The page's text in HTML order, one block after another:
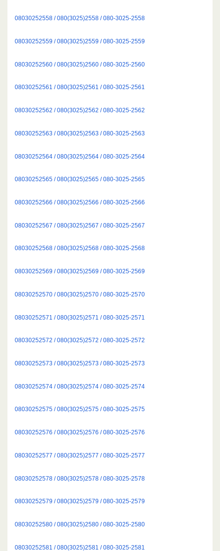
08030252558 / 080(3025)2558 / 080-3025-2558
08030252559 / 080(3025)2559 / 080-3025-2559
08030252560 / 080(3025)2560 / 080-3025-2560
08030252561 / 080(3025)2561 / 080-3025-2561
08030252562 / 080(3025)2562 / 080-3025-2562
08030252563 / 080(3025)2563 / 080-3025-2563
08030252564 / 080(3025)2564 / 080-3025-2564
08030252565 / 080(3025)2565 / 080-3025-2565
08030252566 / 080(3025)2566 / 080-3025-2566
08030252567 / 080(3025)2567 / 080-3025-2567
08030252568 / 080(3025)2568 / 080-3025-2568
08030252569 / 080(3025)2569 / 080-3025-2569
08030252570 / 080(3025)2570 / 080-3025-2570
08030252571 / 080(3025)2571 / 080-3025-2571
08030252572 / 080(3025)2572 / 080-3025-2572
08030252573 / 080(3025)2573 / 080-3025-2573
08030252574 / 080(3025)2574 / 080-3025-2574
08030252575 / 080(3025)2575 / 080-3025-2575
08030252576 / 080(3025)2576 / 080-3025-2576
08030252577 / 080(3025)2577 / 080-3025-2577
08030252578 / 080(3025)2578 / 080-3025-2578
08030252579 / 080(3025)2579 / 080-3025-2579
08030252580 / 080(3025)2580 / 080-3025-2580
08030252581 / 080(3025)2581 / 080-3025-2581